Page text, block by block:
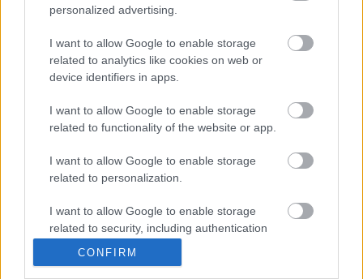
personalized advertising.
I want to allow Google to enable storage
related to analytics like cookies on web or
device identifiers in apps.
I want to allow Google to enable storage
related to functionality of the website or app.
I want to allow Google to enable storage
related to personalization.
I want to allow Google to enable storage
related to security, including authentication
CONFIRM
Fontos a postaládákba költöző
széncinegék védelme
Amire többmillióan vártunk: szombattól
másodfokúra csökken a riasztás
KIEMELT
Megérkezett az eső a Duna